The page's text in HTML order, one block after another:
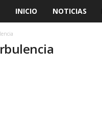
D
F
INICIO NOTICIAS